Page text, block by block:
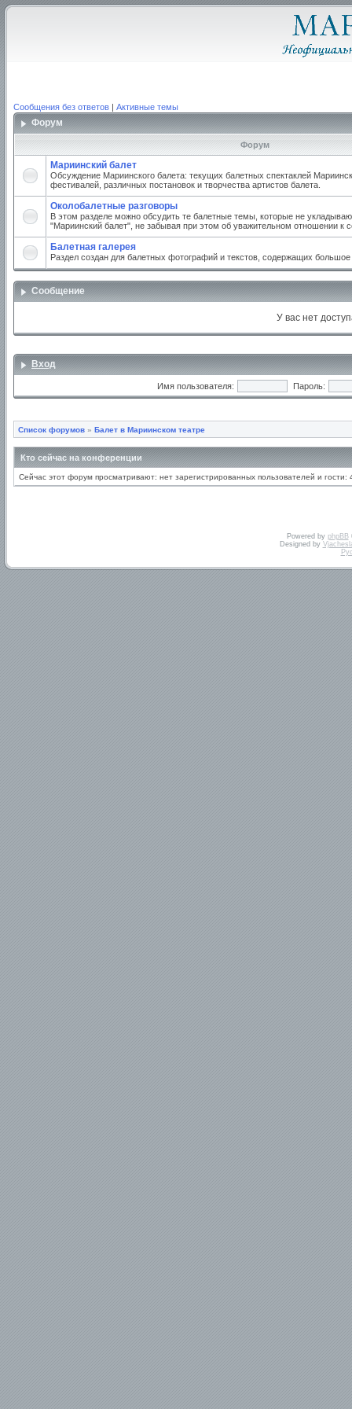
Сообщения без ответов | Активные темы
Форум
Форум
Мариинский балет
Обсуждение Мариинского балета: текущих балетных спектаклей
фестивалей, различных постановок и творчества артистов балета.
Околобалетные разговоры
В этом разделе можно обсудить те балетные темы, которые не
"Мариинский балет", не забывая при этом об уважительном отношении к
Балетная галерея
Раздел создан для балетных фотографий и текстов, содержащих
Сообщение
У вас нет
Вход
Имя пользователя: Пароль:
Список форумов » Балет в Мариинском театре
Кто сейчас на конференции
Сейчас этот форум просматривают: нет зарегистрированных пользователей и гости:
Powered by phpBB
Designed by